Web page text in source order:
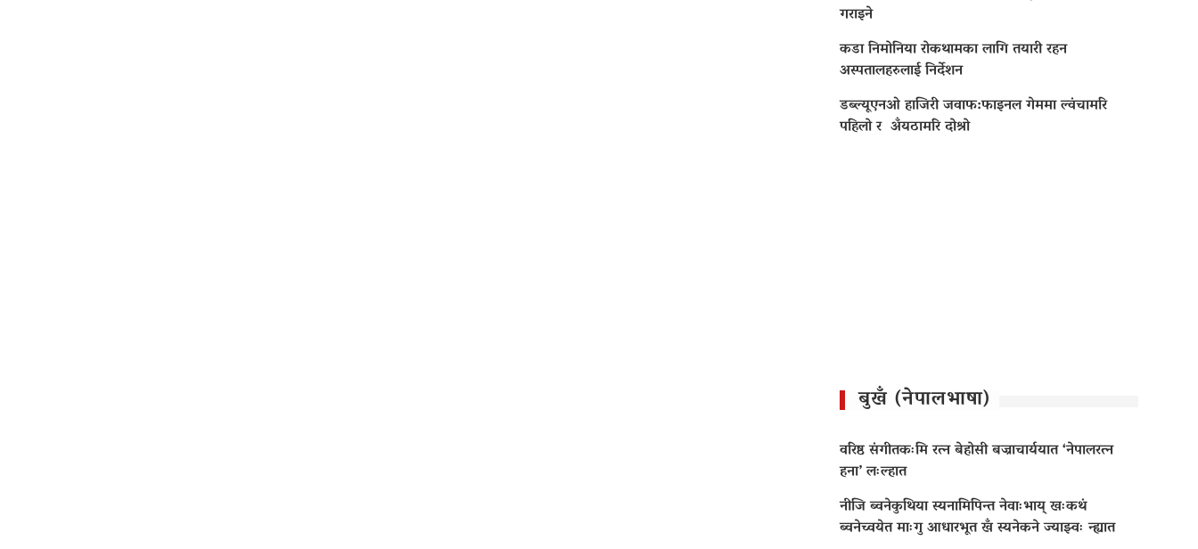
गराइने
कडा निमोनिया रोकथामका लागि तयारी रहन
अस्पतालहरुलाई निर्देशन
डब्ल्यूएनओ हाजिरी जवाफ:फाइनल गेममा ल्वंचामरि
पहिलो र अँयठामरि दोश्रो
बुखँ (नेपालभाषा)
वरिष्ठ संगीतकःमि रत्न बेहोसी बज्राचार्ययात ‘नेपालरत्न
हना’ लःल्हात
नीजि ब्वनेकुथिया स्यनामिपिन्त नेवाःभाय् खःकथं
ब्वनेच्वयेत माःगु आधारभूत खँ स्यनेकने ज्याझ्वः न्ह्यात